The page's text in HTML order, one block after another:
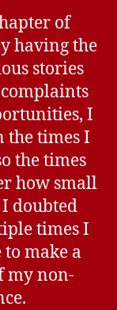
of
having the
stories
I
the times I
the times
how small
doubted
times I
to make a
my non-